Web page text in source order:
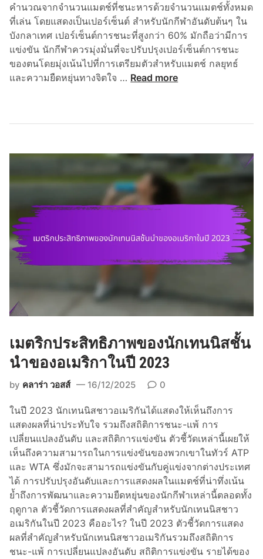
คำนวณจากจำนวนแมตช์ที่ชนะหารด้วยจำนวนแมตช์ทั้งหมด
ที่เล่น โดยแสดงเป็นเปอร์เซ็นต์ สำหรับนักกีฬาอันดับต้นๆ ใน
บังกลาเทศ เปอร์เซ็นต์การชนะที่สูงกว่า 60% มักถือว่ามีการ
แข่งขัน นักกีฬาควรมุ่งมั่นที่จะปรับปรุงเปอร์เซ็นต์การชนะ
ของตนโดยมุ่งเน้นไปที่การเตรียมตัวสำหรับแมตช์ กลยุทธ์
และความยืดหยุ่นทางจิตใจ … เ
ร
ะ
สิ
ท
ภ
พ
เ
ท
นิ
ส
น
ใ
น
บั
ง
ก
ล
า
เ
ท
ศ
Read more
เมตริกประสิทธิภาพของนักเทนนิสชั้น
นำของอเมริกาในปี 2023
by คลาร่า วอสส์ 16/12/2025 0
ในปี 2023 นักเทนนิสชาวอเมริกันได้แสดงให้เห็นถึงการ
แสดงผลที่น่าประทับใจ รวมถึงสถิติการชนะ-แพ้ การ
เปลี่ยนแปลงอันดับ และสถิติการแข่งขัน ตัวชี้วัดเหล่านี้เผยให้
เห็นถึงความสามารถในการแข่งขันของพวกเขาในทัวร์ ATP
และ WTA ซึ่งมักจะสามารถแข่งขันกับคู่แข่งจากต่างประเทศ
ได้ การปรับปรุงอันดับและการแสดงผลในแมตช์ที่น่าทึ่งเน้น
ย้ำถึงการพัฒนาและความยืดหยุ่นของนักกีฬาเหล่านี้ตลอดทั้ง
ฤดูกาล ตัวชี้วัดการแสดงผลที่สำคัญสำหรับนักเทนนิสชาว
อเมริกันในปี 2023 คืออะไร? ในปี 2023 ตัวชี้วัดการแสดง
ผลที่สำคัญสำหรับนักเทนนิสชาวอเมริกันรวมถึงสถิติการ
ชนะ-แพ้ การเปลี่ยนแปลงอันดับ สถิติการแข่งขัน รายได้ของ